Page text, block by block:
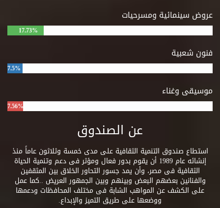
عروض سينمائية ومسرحيات
17.73%
فنون شعبية
7.5%
موسيقى وغناء
7.56%
عن الصندوق
استطاع صندوق التنمية الثقافية على مدى خمسة وثلاثون عاماً منذ
إنشائه عام 1989 أن يقوم بدور فعال ومؤثر فى دعم وتنمية الحياة
الثقافية فى مصر، وأن يمد جسور التحاور الخلاق بين المثقفين
والفنانين بعضهم البعض وبينهم وبين الجمهور العريض ..كما عمل
على الكشف عن المواهب الشابة فى مختلف المحافظات ودعمها
ووضعها على طريق التميز والإبداع.